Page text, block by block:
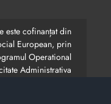
este cofinanțat din
European, prin
Operational
Administrativa